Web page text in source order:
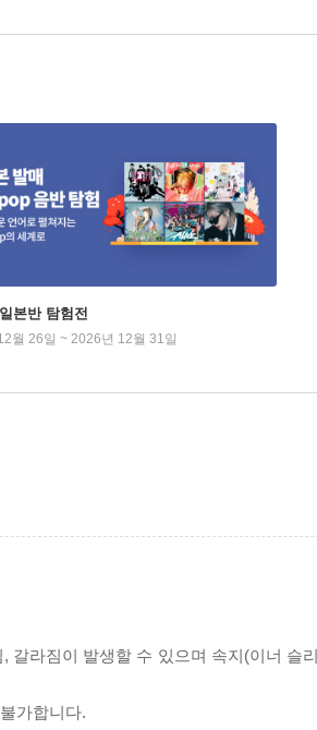
본반 탐험전
월 26일 ~ 2026년 12월 31일
갈라짐이 발생할 수 있으며 속지(이너 슬
가합니다.